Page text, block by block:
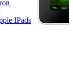
IPads